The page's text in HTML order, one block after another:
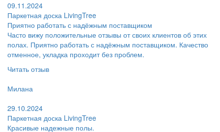
09.11.2024
Паркетная доска LivingTree
Приятно работать с надёжным поставщиком
Часто вижу положительные отзывы от своих клиентов об этих
полах. Приятно работать с надёжным поставщиком. Качество
отменное, укладка проходит без проблем.
Читать отзыв
Милана
29.10.2024
Паркетная доска LivingTree
Красивые надежные полы.